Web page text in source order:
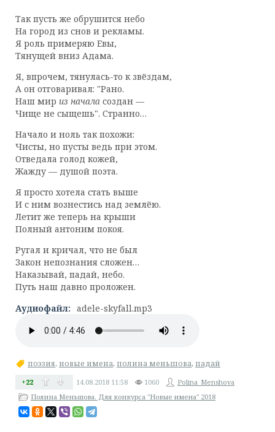
Так пусть же обрушится небо
На город из снов и рекламы.
Я роль примеряю Евы,
Тянущей вниз Адама.
Я, впрочем, тянулась-то к звёздам,
А он отговаривал: "Рано.
Наш мир из начала создан —
Чище не сыщешь". Странно…
Начало и ноль так похожи:
Чисты, но пусты ведь при этом.
Отведала голод кожей,
Жажду — душой поэта.
Я просто хотела стать выше
И с ним вознестись над землёю.
Летит же теперь на крыши
Полный антоним покоя.
Ругал и кричал, что не был
Закон непознания сложен…
Наказывай, падай, небо.
Путь наш давно проложен.
Аудиофайл: adele-skyfall.mp3
поэзия, новые имена, полина меньшова, падай
+22 14.08.2018 11:58 1060
Polina_Menshova
Полина Меньшова. Для конкурса "Новые имена" 2018